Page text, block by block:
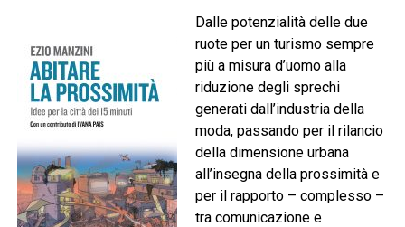
Dalle potenzialità delle due
ruote per un turismo sempre
più a misura d’uomo alla
riduzione degli sprechi
generati dall’industria della
moda, passando per il rilancio
della dimensione urbana
all’insegna della prossimità e
per il rapporto – complesso –
tra comunicazione e